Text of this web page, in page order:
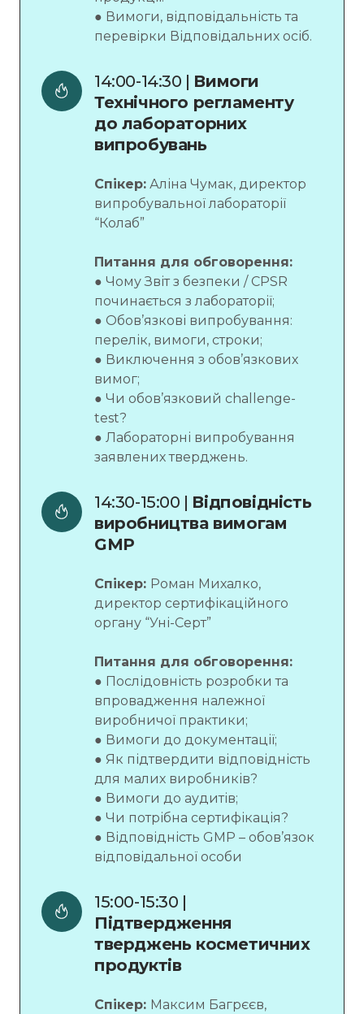
● Вимоги, відповідальність та
перевірки Відповідальних осіб.
14:00-14:30 | Вимоги
Технічного регламенту
до лабораторних
випробувань
Спікер: Аліна Чумак, директор
випробувальної лабораторії
“Колаб”
Питання для обговорення:
● Чому Звіт з безпеки / CPSR
починається з лабораторії;
● Обов’язкові випробування:
перелік, вимоги, строки;
● Виключення з обов’язкових
вимог;
● Чи обов’язковий challenge-
test?
● Лабораторні випробування
заявлених тверджень.
14:30-15:00 | Відповідність
виробництва вимогам
GMP
Спікер: Роман Михалко,
директор сертифікаційного
органу “Уні-Серт”
Питання для обговорення:
● Послідовність розробки та
впровадження належної
виробничої практики;
● Вимоги до документації;
● Як підтвердити відповідність
для малих виробників?
● Вимоги до аудитів;
● Чи потрібна сертифікація?
● Відповідність GMP – обов’язок
відповідальної особи
Підтвердження
тверджень косметичних
продуктів
Спікер: Максим Багрєєв,